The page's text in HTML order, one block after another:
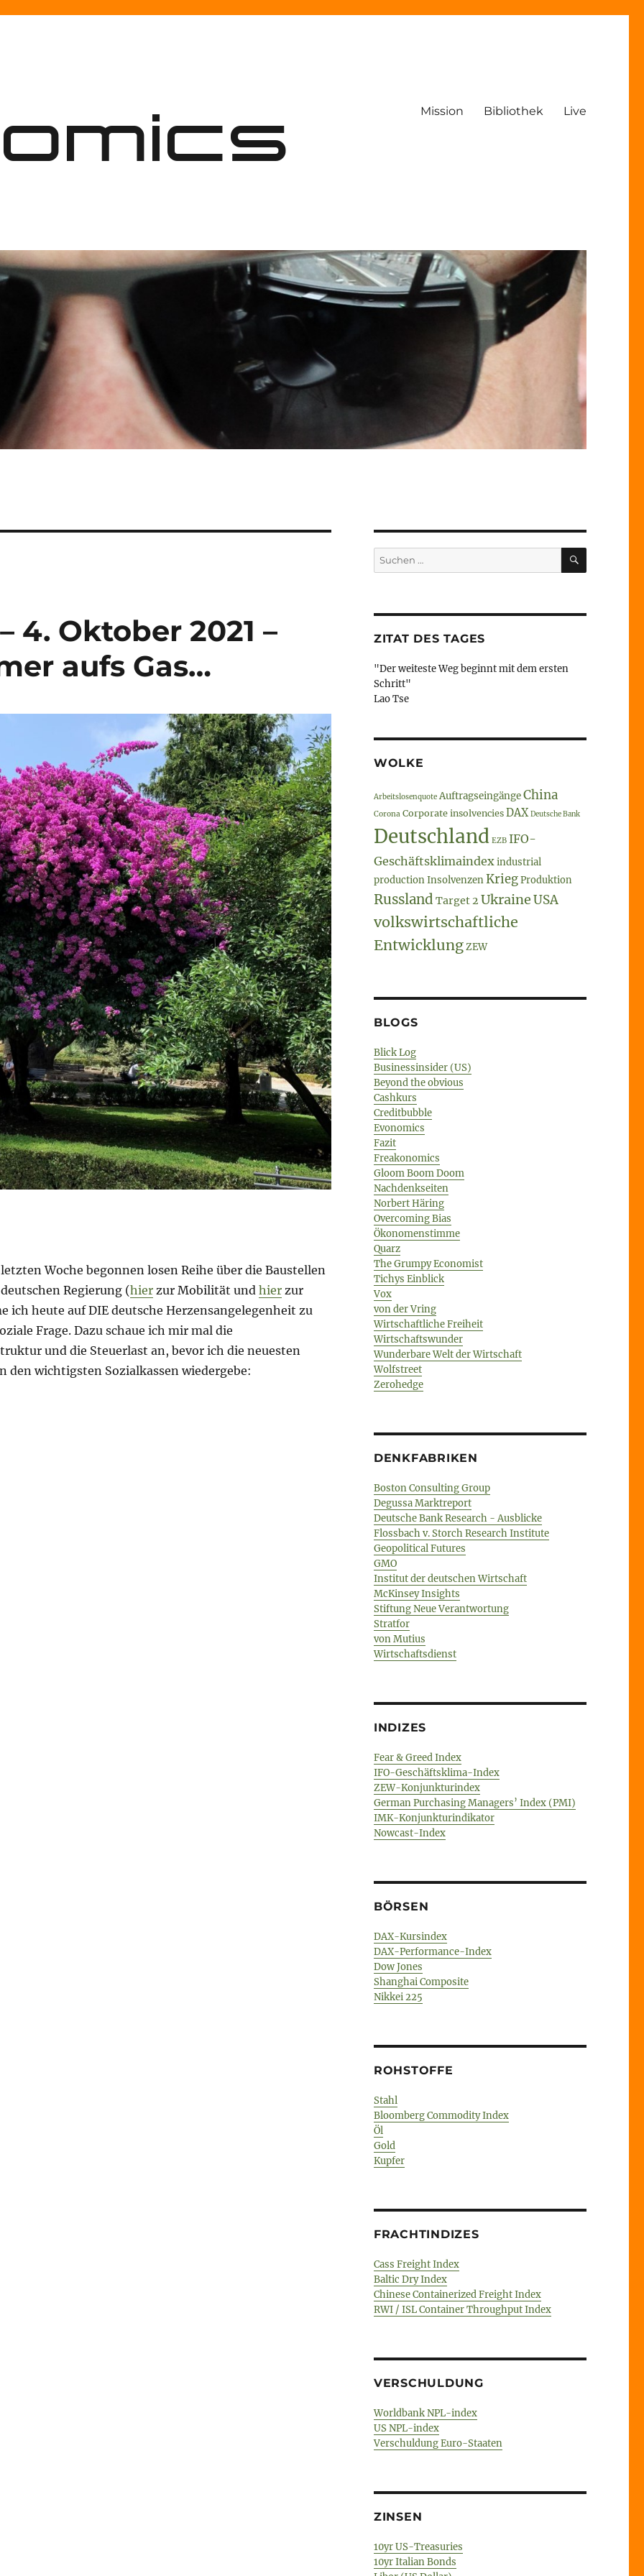
Mission Bibliothek Live
4. Oktober 2021 –
aufs Gas…
Woche begonnen losen Reihe über die Baustellen
Regierung (hierzur Mobilität und hierzur
ich heute auf DIE deutsche Herzensangelegenheit zu
Frage. Dazu schaue ich mir mal die
und die Steuerlast an, bevor ich die neuesten
den wichtigsten Sozialkassen wiedergebe:
– 4. Oktober 2021 – Soziales – und immer aufs Gas…“
Suche
nach:
SUCHEN
ZITAT DES TAGES
"Der weiteste Weg beginnt mit dem ersten
Schritt"
Lao Tse
WOLKE
Arbeitslosenquote AuftragseingängeChina
Corona Corporate insolvencies DAX Deutsche Bank
Deutschland EZB IFO-
Geschäftsklimaindexindustrial
productionInsolvenzenKriegProduktion
Russland Target 2 UkraineUSA
volkswirtschaftliche
EntwicklungZEW
BLOGS
Blick Log
Businessinsider (US)
Beyond the obvious
Cashkurs
Creditbubble
Evonomics
Fazit
Freakonomics
Gloom Boom Doom
Nachdenkseiten
Norbert Häring
Overcoming Bias
Ökonomenstimme
Quarz
The Grumpy Economist
Tichys Einblick
Vox
von der Vring
Wirtschaftliche Freiheit
Wirtschaftswunder
Wunderbare Welt der Wirtschaft
Wolfstreet
Zerohedge
DENKFABRIKEN
Boston Consulting Group
Degussa Marktreport
Deutsche Bank Research - Ausblicke
Flossbach v. Storch Research Institute
Geopolitical Futures
GMO
Institut der deutschen Wirtschaft
McKinsey Insights
Stiftung Neue Verantwortung
Stratfor
von Mutius
Wirtschaftsdienst
INDIZES
Fear & Greed Index
IFO-Geschäftsklima-Index
ZEW-Konjunkturindex
German Purchasing Managers’ Index (PMI)
IMK-Konjunkturindikator
Nowcast-Index
BÖRSEN
DAX-Kursindex
DAX-Performance-Index
Dow Jones
Shanghai Composite
Nikkei 225
ROHSTOFFE
Stahl
Bloomberg Commodity Index
Öl
Gold
Kupfer
FRACHTINDIZES
Cass Freight Index
Baltic Dry Index
Chinese Containerized Freight Index
RWI / ISL Container Throughput Index
VERSCHULDUNG
Worldbank NPL-index
US NPL-index
Verschuldung Euro-Staaten
ZINSEN
10yr US-Treasuries
10yr Italian Bonds